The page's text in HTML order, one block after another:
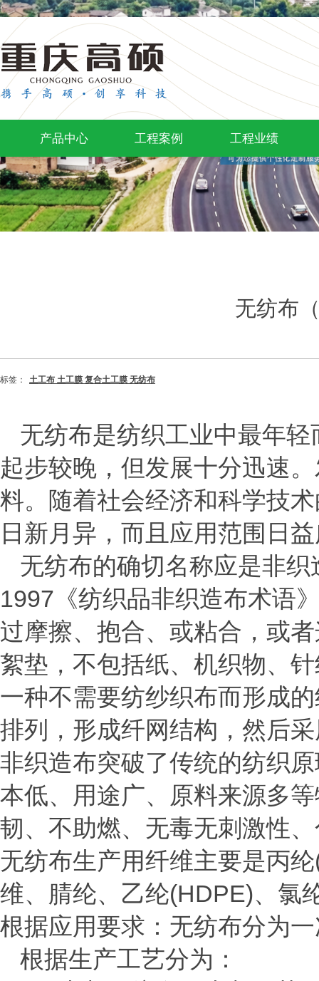
产品中心 工程案例 工程业绩
无纺布
标签： 土工布 土工膜 复合土工膜 无纺布
无纺布是纺织工业中最年
起步较晚，但发展十分迅速
料。随着社会经济和科学技
日新月异，而且应用范围日
无纺布的确切名称应是非
1997《纺织品非织造布术语
过摩擦、抱合、或粘合，或
絮垫，不包括纸、机织物、
一种不需要纺纱织布而形成
排列，形成纤网结构，然后
非织造布突破了传统的纺织
本低、用途广、原料来源多
韧、不助燃、无毒无刺激性
无纺布生产用纤维主要是丙
维、腈纶、乙纶(HDPE)、氯
根据应用要求：无纺布分为
根据生产工艺分为：